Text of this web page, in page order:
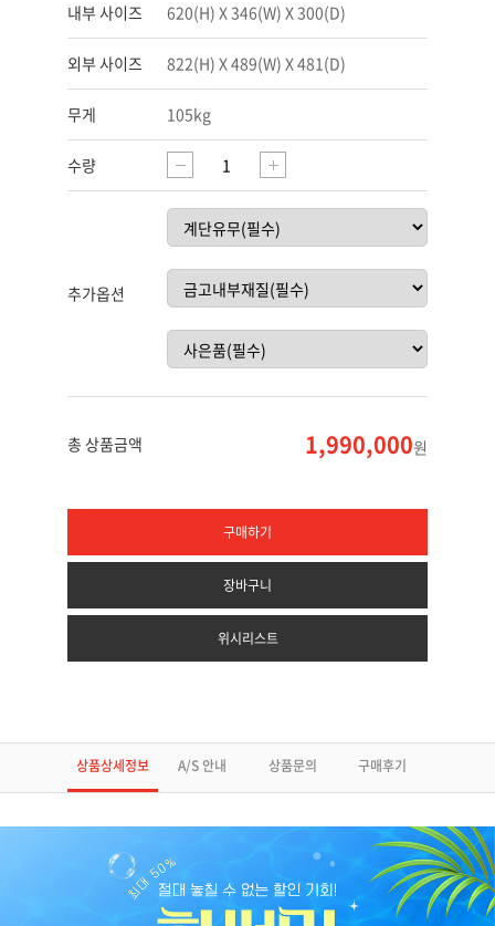
내부 사이즈 620(H) X 346(W) X 300(D)
외부 사이즈 822(H) X 489(W) X 481(D)
무게 105kg
수량
추가옵션
총 상품금액 1,990,000원
구매하기
장바구니
위시리스트
상품상세정보 A/S 안내 상품문의 구매후기